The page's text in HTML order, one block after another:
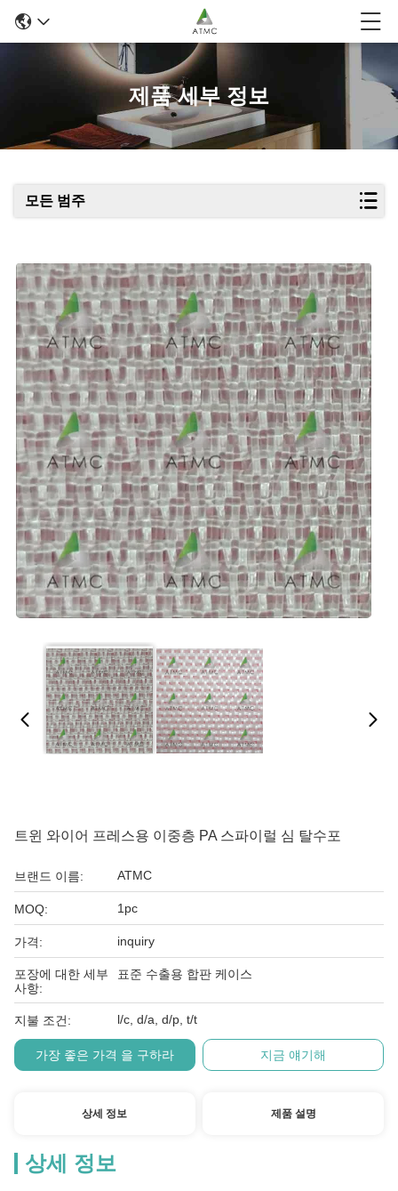
제품 세부 정보
모든 범주
트윈 와이어 프레스용 이중층 PA 스파이럴 심 탈수포
브랜드 이름: ATMC
MOQ: 1pc
가격: inquiry
포장에 대한 세부
사항:
표준 수출용 합판 케이스
지불 조건: l/c, d/a, d/p, t/t
가장 좋은 가격 을 구하라 지금 얘기해
상세 정보 제품 설명
상세 정보